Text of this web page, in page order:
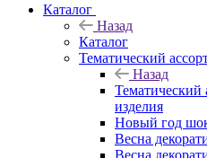
Каталог
Назад
Каталог
Тематический
Назад
Тематический
изделия
Новый год
Весна
Весна